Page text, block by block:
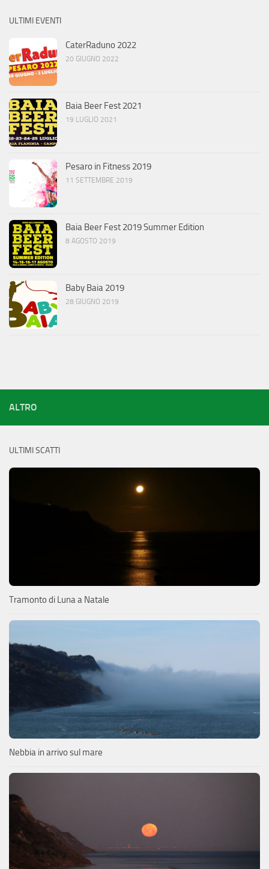
ULTIMI EVENTI
CaterRaduno 2022
20 GIUGNO 2022
Baia Beer Fest 2021
19 LUGLIO 2021
Pesaro in Fitness 2019
11 SETTEMBRE 2019
Baia Beer Fest 2019 Summer Edition
8 AGOSTO 2019
Baby Baia 2019
28 GIUGNO 2019
ALTRO
ULTIMI SCATTI
Tramonto di Luna a Natale
Nebbia in arrivo sul mare